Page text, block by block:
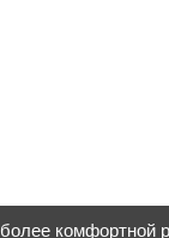
комфортной